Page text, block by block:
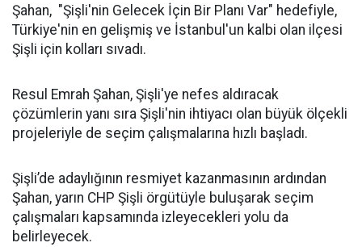
Şahan, "Şişli'nin Gelecek İçin Bir Planı Var" hedefiyle,
Türkiye'nin en gelişmiş ve İstanbul'un kalbi olan ilçesi
Şişli için kolları sıvadı.
Resul Emrah Şahan, Şişli'ye nefes aldıracak
çözümlerin yanı sıra Şişli'nin ihtiyacı olan büyük ölçekli
projeleriyle de seçim çalışmalarına hızlı başladı.
Şişli’de adaylığının resmiyet kazanmasının ardından
Şahan, yarın CHP Şişli örgütüyle buluşarak seçim
çalışmaları kapsamında izleyecekleri yolu da
belirleyecek.